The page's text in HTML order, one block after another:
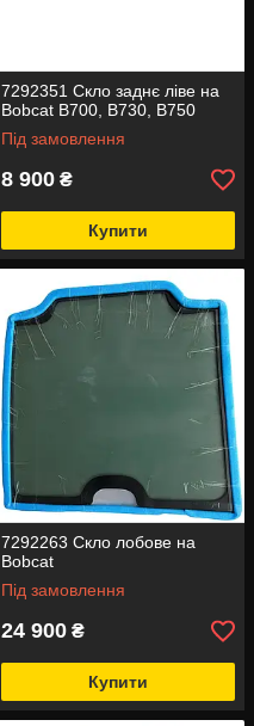
7292351 Скло заднє ліве на
Bobcat B700, B730, B750
Під замовлення
8 900 ₴
Купити
7292263 Скло лобове на
Bobcat
Під замовлення
24 900 ₴
Купити